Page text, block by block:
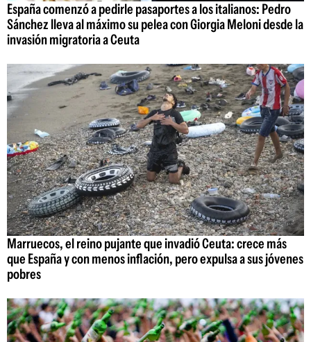
España comenzó a pedirle pasaportes a los italianos: Pedro
Sánchez lleva al máximo su pelea con Giorgia Meloni desde la
invasión migratoria a Ceuta
Marruecos, el reino pujante que invadió Ceuta: crece más
que España y con menos inflación, pero expulsa a sus jóvenes
pobres